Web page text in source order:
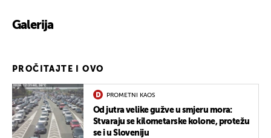
Galerija
PROČITAJTE I OVO
PROMETNI KAOS
Od jutra velike gužve u smjeru mora:
Stvaraju se kilometarske kolone, protežu
se i u Sloveniju